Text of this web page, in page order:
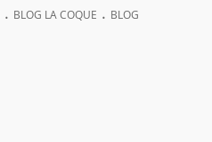
. BLOG LA COQUE . BLOG